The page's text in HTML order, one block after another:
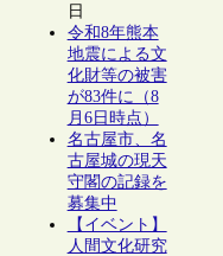
日
令和8年熊本
地震による文
化財等の被害
が83件に（8
月6日時点）
名古屋市、名
古屋城の現天
守閣の記録を
募集中
【イベント】
人間文化研究